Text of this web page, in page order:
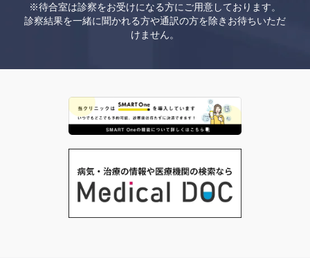
※待合室は診察をお受けになる方にご用意しております。
診察結果を一緒に聞かれる方や通訳の方を除きお待ちいただ
けません。